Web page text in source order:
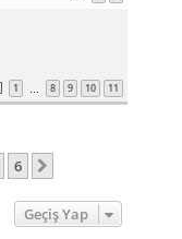
1 … 8 9 10 11
6
Geçiş Yap